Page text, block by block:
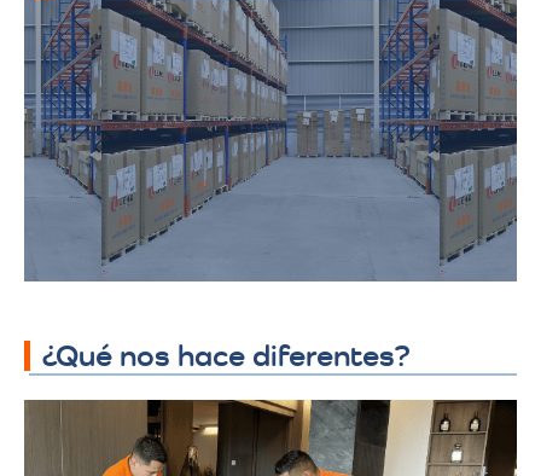
Espacios diseñados para productos y
mercancías industriales, incluyendo
productos químicos y telas. Ofrecemos
soluciones adaptadas a los requisitos
específicos de almacenamiento
industrial, garantizando seguridad y
accesibilidad.
¿Qué nos hace diferentes?